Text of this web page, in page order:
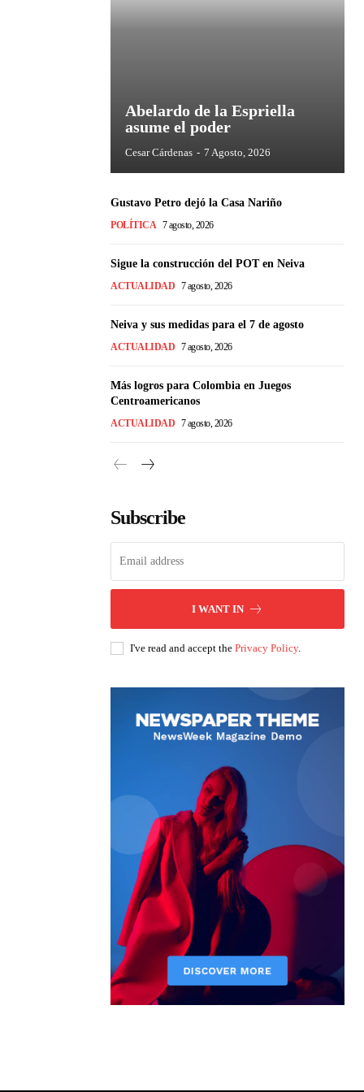
Abelardo de la Espriella
asume el poder
Cesar Cárdenas - 7 Agosto, 2026
Gustavo Petro dejó la Casa Nariño
POLÍTICA 7 agosto, 2026
Sigue la construcción del POT en Neiva
ACTUALIDAD 7 agosto, 2026
Neiva y sus medidas para el 7 de agosto
ACTUALIDAD 7 agosto, 2026
Más logros para Colombia en Juegos
Centroamericanos
ACTUALIDAD 7 agosto, 2026
Subscribe
I WANT IN
I've read and accept the Privacy Policy.